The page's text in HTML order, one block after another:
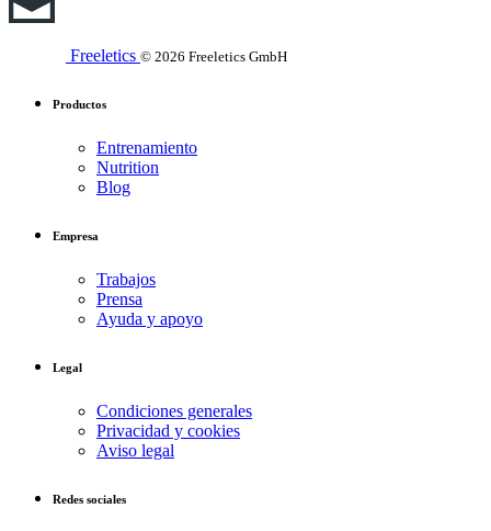
Freeletics © 2026 Freeletics GmbH
Productos
Entrenamiento
Nutrition
Blog
Empresa
Trabajos
Prensa
Ayuda y apoyo
Legal
Condiciones generales
Privacidad y cookies
Aviso legal
Redes sociales